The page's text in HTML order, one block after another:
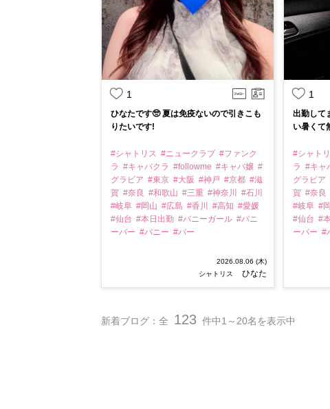
1
ひなたです🥺 夏は免疫ないので引きこも
りたいです!
#シャトリス #ニュークラブ #ファンク
ラ #キャバクラ #followme #キャバ嬢 #
グラビア #東京 #大阪 #神戸 #京都 #滋
賀 #奈良 #和歌山 #三重 #神奈川
#石川
#岐阜 #岡山 #広島 #香川 #高知 #愛媛
#仙台 #本日出勤 #バニーガール #バニ
ーバー #バニー #バー
2026.08.06 (木)
シャトリス
ひなた
1
出勤して
い暑くて
#シャト
ラ #キャ
グラビア
賀 #奈良
#岐阜 #
#仙台 #
ーバー #
新着ブログ：全 123 件中1～20名を表示中